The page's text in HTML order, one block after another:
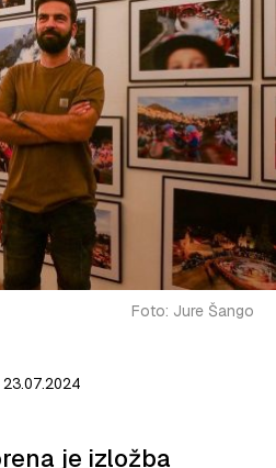
Foto: Jure Šango
23.07.2024
je izložba